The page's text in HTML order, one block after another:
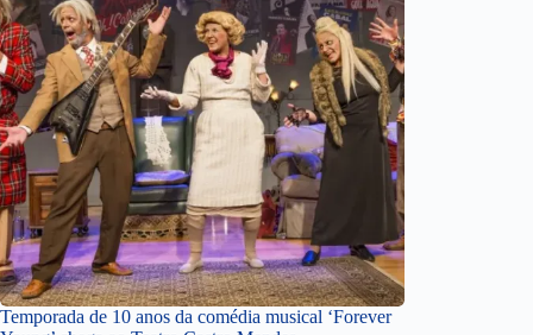
Temporada de 10 anos da comédia musical ‘Forever